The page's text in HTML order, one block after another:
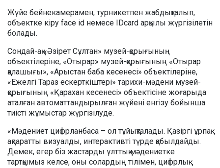
Жүйе бейнекамерамен, турникетпен жабдықталып,
объектке кіру face id немесе IDcard арқылы жүргізілетін
болады.
Сондай-ақ «Әзірет Сұлтан» музей-қорығының
объектілеріне, «Отырар» музей-қорығының «Отырар
қалашығы», «Арыстан баба кесенесі» объектілеріне,
«Ежелгі Тараз ескерткіштері» тарихи-мәдени музей-
қорығының «Қарахан кесенесі» объектісіне жоғарыда
аталған автоматтандырылған жүйені енгізу бойынша
тиісті жұмыстар жүргізілуде.
«Мәдениет цифрланбаса – ол тұйықталады. Қазіргі ұрпақ
ақпаратты визуалды, интерактивті түрде қабылдайды.
Демек, егер біз жастарды ұлттық мәдениетке
тартқымыз келсе, оны солардың тілімен, цифрлық